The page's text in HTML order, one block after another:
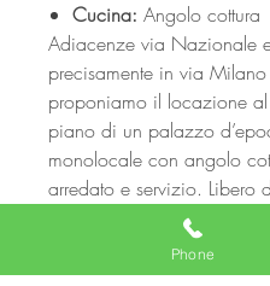
Cucina: Angolo cottura
Adiacenze via Nazionale
precisamente in via Milano
proponiamo il locazione
piano di un palazzo
monolocale con angolo
arredato e servizio. Libero
primo luglio. Contratto
Phone